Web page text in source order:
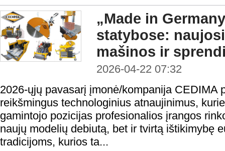
„Made in
statybose:
mašinos ir
2026-04-22 07:32
2026-ųjų pavasarį įmonė/kompanija CEDIMA
reikšmingus technologinius atnaujinimus,
gamintojo pozicijas profesionalios įrangos
naujų modelių debiutą, bet ir tvirtą ištikimybę
tradicijoms, kurios ta...